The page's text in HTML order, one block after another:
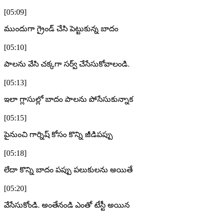
[05:09]
ముందుగా గ్రైండ్ చేసి పెట్టుకున్న బాదం
[05:10]
పాలను వేసి చక్కగా సర్వ్ చేసేసుకోవాలండి.
[05:13]
ఇలా గ్లాసుల్లో బాదం పాలను పోసేసుకున్నాక
[05:15]
పైనుంచి గార్నిష్ కోసం కొన్ని జీడిపప్పు
[05:18]
లేదా కొన్ని బాదం పప్పు పలుకులను అయితే
[05:20]
వేసేసుకోండి. అంతేనండి ఎంతో టేస్టీ అయిన